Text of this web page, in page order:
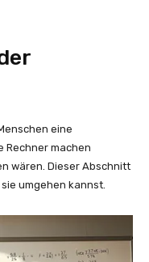
eine
Rechner machen
wären. Dieser Abschnitt
umgehen kannst.